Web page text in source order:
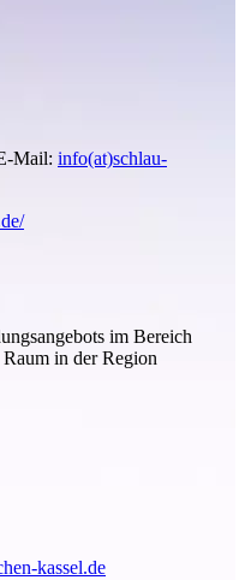
Mail: info(at)schlau-
im Bereich
in der Region
kassel.de